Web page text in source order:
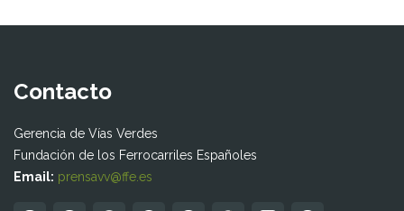
Contacto
Gerencia de Vías Verdes
Fundación de los Ferrocarriles Españoles
Email: prensavv@ffe.es